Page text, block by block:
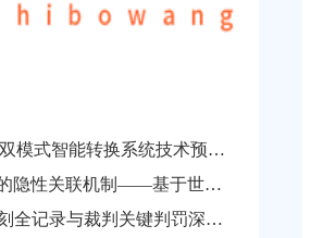
穹顶重构：箭头体育场NFL/足球双模式智能转换系统技术预研（2026世界杯兼容架构）
边裁体能衰减临界点与越位误判的隐性关联机制——基于世界杯跑动负荷累积的实证分析
2026世界杯32强赛：VAR介入时刻全记录与裁判关键判罚深度复盘